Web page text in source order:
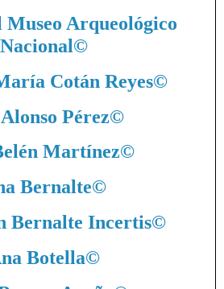
Museo Arqueológico
Nacional©
Cotán Reyes©
Pérez©
Martínez©
Bernalte©
Bernalte Incertis©
Botella©